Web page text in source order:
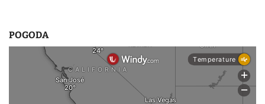
POGODA